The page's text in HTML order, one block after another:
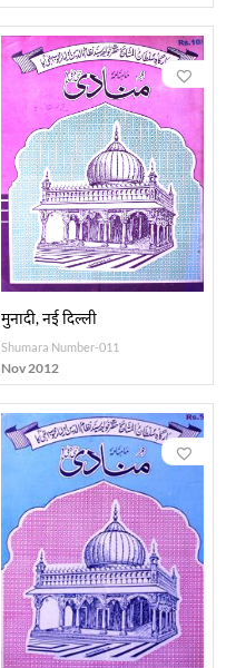
मुनादी, नई दिल्ली
Shumara Number-011
Nov 2012